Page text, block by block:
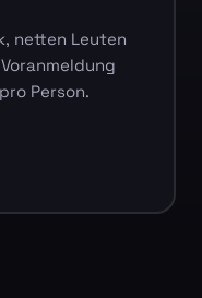
netten Leuten
Person.